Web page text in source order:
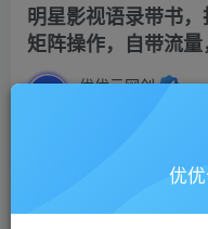
明星影视语录带书
矩阵操作，自带流
优优云网创
优